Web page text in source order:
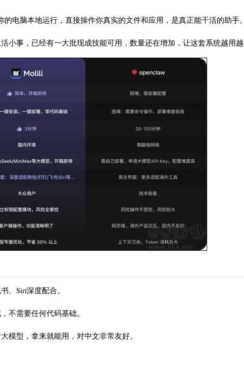
电脑本地运行，直接操作你真实的文件和应用，是真正能干活的助手
小事，已经有一大批现成技能可用，数量还在增加，让这套系统越用
、Siri深度配合。
不需要任何代码基础。
模型，拿来就能用，对中文非常友好。